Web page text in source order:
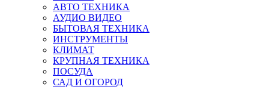
АВТО ТЕХНИКА
АУДИО ВИДЕО
БЫТОВАЯ ТЕХНИКА
ИНСТРУМЕНТЫ
КЛИМАТ
КРУПНАЯ ТЕХНИКА
ПОСУДА
САД И ОГОРОД